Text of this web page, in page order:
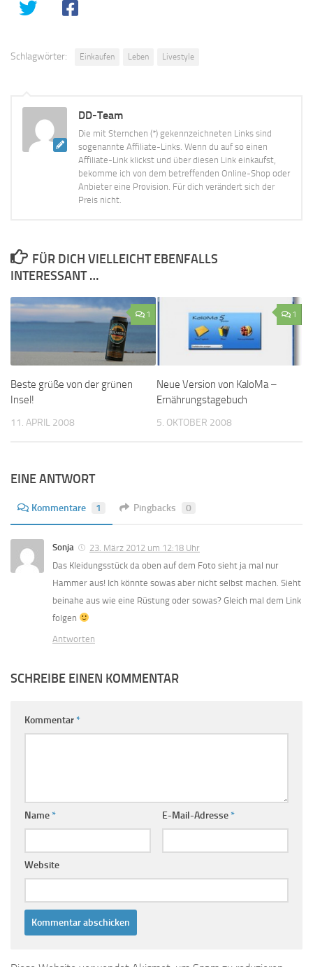
Schlagwörter: Einkaufen Leben Livestyle
DD-Team
Die mit Sternchen (*) gekennzeichneten Links sind
sogenannte Affiliate-Links. Wenn du auf so einen
Affiliate-Link klickst und über diesen Link einkaufst,
bekomme ich von dem betreffenden Online-Shop oder
Anbieter eine Provision. Für dich verändert sich der
Preis nicht.
FÜR DICH VIELLEICHT EBENFALLS
INTERESSANT …
1
Beste grüße von der grünen
Insel!
11. APRIL 2008
1
Neue Version von KaloMa –
Ernährungstagebuch
5. OKTOBER 2008
EINE ANTWORT
Kommentare 1 Pingbacks 0
Sonja
23. März 2012 um 12:18 Uhr
Das Kleidungsstück da oben auf dem Foto sieht ja mal nur
Hammer aus! Ich könnte sowas aber nicht selbst machen. Sieht
beinahe aus wie eine Rüstung oder sowas? Gleich mal dem Link
folgen
Antworten
SCHREIBE EINEN KOMMENTAR
Kommentar*
Name* E-Mail-Adresse*
Website